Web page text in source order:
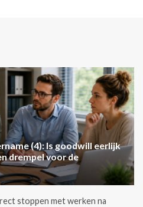
(4): Is goodwill eerlijk
drempel voor de
stoppen met werken na